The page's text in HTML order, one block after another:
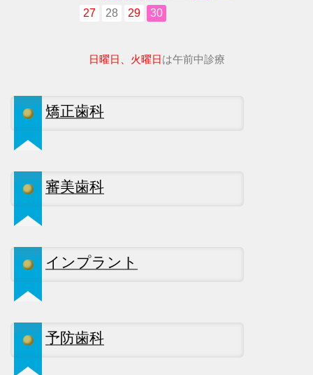
27
28 29 30
日曜日、火曜日は午前中診療
矯正歯科
審美歯科
インプラント
予防歯科